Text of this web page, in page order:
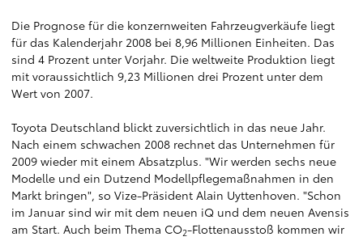
Die Prognose für die konzernweiten Fahrzeugverkäufe liegt
für das Kalenderjahr 2008 bei 8,96 Millionen Einheiten. Das
sind 4 Prozent unter Vorjahr. Die weltweite Produktion liegt
mit voraussichtlich 9,23 Millionen drei Prozent unter dem
Wert von 2007.
Toyota Deutschland blickt zuversichtlich in das neue Jahr.
Nach einem schwachen 2008 rechnet das Unternehmen für
2009 wieder mit einem Absatzplus. "Wir werden sechs neue
Modelle und ein Dutzend Modellpflegemaßnahmen in den
Markt bringen", so Vize-Präsident Alain Uyttenhoven. "Schon
im Januar sind wir mit dem neuen iQ und dem neuen Avensis
am Start. Auch beim Thema CO2-Flottenausstoß kommen wir